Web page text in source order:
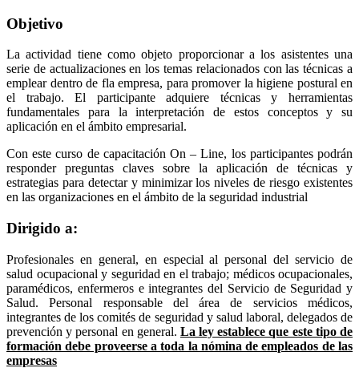
Objetivo
La actividad tiene como objeto proporcionar a los asistentes una
serie de actualizaciones en los temas relacionados con las técnicas a
emplear dentro de fla empresa, para promover la higiene postural en
el trabajo. El participante adquiere técnicas y herramientas
fundamentales para la interpretación de estos conceptos y su
aplicación en el ámbito empresarial.
Con este curso de capacitación On – Line, los participantes podrán
responder preguntas claves sobre la aplicación de técnicas y
estrategias para detectar y minimizar los niveles de riesgo existentes
en las organizaciones en el ámbito de la seguridad industrial
Dirigido a:
Profesionales en general, en especial al personal del servicio de
salud ocupacional y seguridad en el trabajo; médicos ocupacionales,
paramédicos, enfermeros e integrantes del Servicio de Seguridad y
Salud. Personal responsable del área de servicios médicos,
integrantes de los comités de seguridad y salud laboral, delegados de
prevención y personal en general. La ley establece que este tipo de
formación debe proveerse a toda la nómina de empleados de las
empresas